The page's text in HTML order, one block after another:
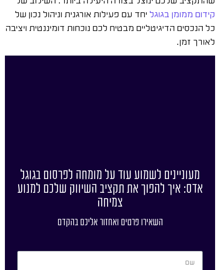
קידום ממומן בגוגל יחד עם פעילות אורגנית וניהול נכון של
כל הנכסים הדיגיטליים מבטיח לכם נוכחות דומיננטית ויציבה
לאורך זמן.
מעוניינים לשמוע עוד על מומחה לפרסום בגוגל
אדס: איך להפוך את תקציב השיווק שלכם למנוע
צמיחה
השאירו פרטים ואחזור אליכם בהקדם